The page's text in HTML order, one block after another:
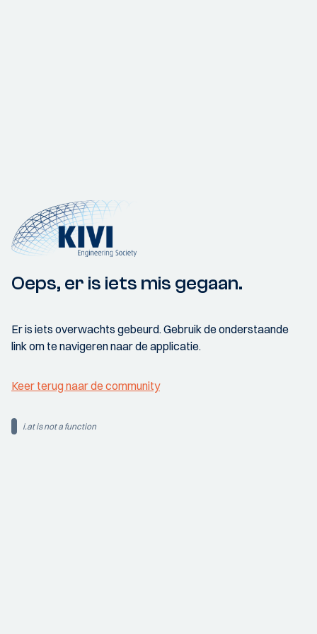
Oeps, er is iets mis gegaan.
Er is iets overwachts gebeurd. Gebruik de onderstaande
link om te navigeren naar de applicatie.
Keer terug naar de community
i.at is not a function